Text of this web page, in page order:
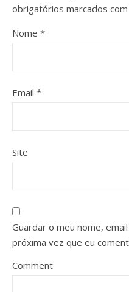
obrigatórios marcados com
Nome *
Email *
Site
Guardar o meu nome,
próxima vez que eu
Comment